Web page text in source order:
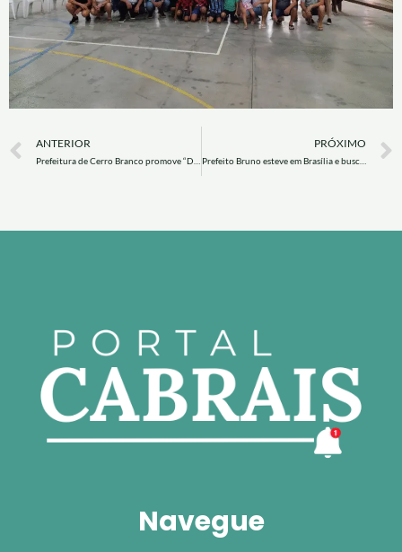
Prev
ANTERIOR PRÓXIMO
Prefeito Bruno esteve em Brasília e buscou investimentos para saúde, esporte e infraestrutura de Cerro Branco.
Navegue